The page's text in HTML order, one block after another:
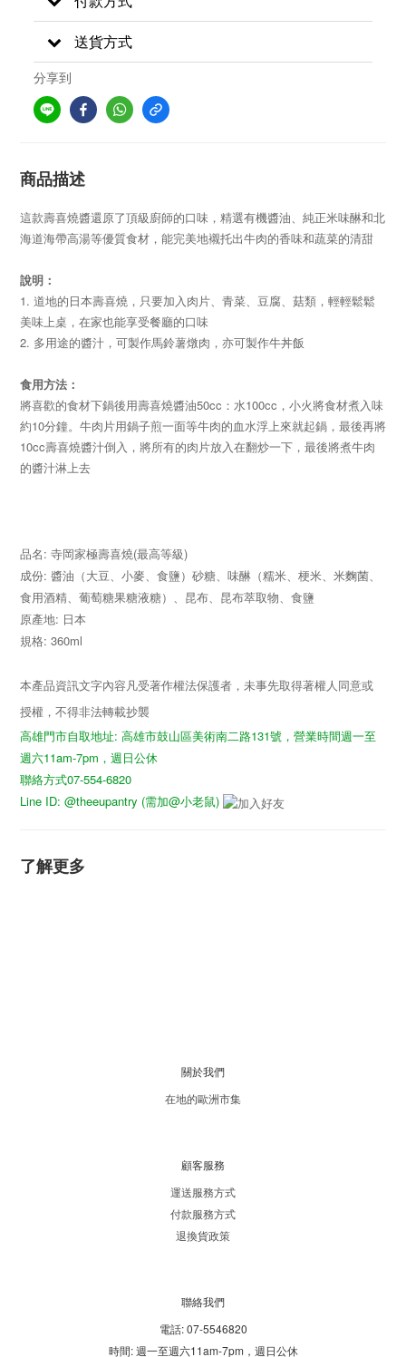
送貨方式
分享到
商品描述
這款壽喜燒醬還原了頂級廚師的口味，精選有機醬油、純正米味醂和北
海道海帶高湯等優質食材，能完美地襯托出牛肉的香味和蔬菜的清甜
說明：
1. 道地的日本壽喜燒，只要加入肉片、青菜、豆腐、菇類，輕輕鬆鬆
美味上桌，在家也能享受餐廳的口味
2. 多用途的醬汁，可製作馬鈴薯燉肉，亦可製作牛丼飯
食用方法：
將喜歡的食材下鍋後用壽喜燒醬油50cc：水100cc，小火將食材煮入味
約10分鐘。牛肉片用鍋子煎一面等牛肉的血水浮上來就起鍋，最後再將
10cc壽喜燒醬汁倒入，將所有的肉片放入在翻炒一下，最後將煮牛肉
的醬汁淋上去
品名: 寺岡家極壽喜燒(最高等級)
成份: 醬油（大豆、小麥、食鹽）砂糖、味醂（糯米、梗米、米麴菌、
食用酒精、葡萄糖果糖液糖）、昆布、昆布萃取物、食鹽
原產地: 日本
規格: 360ml
本產品資訊文字內容凡受著作權法保護者，未事先取得著權人同意或
授權，不得非法轉載抄襲
高雄門市自取地址: 高雄市鼓山區美術南二路131號，營業時間週一至
週六11am-7pm，週日公休
聯絡方式07-554-6820
Line ID: @theeupantry (需加@小老鼠)
了解更多
關於我們
在地的歐洲市集
顧客服務
運送服務方式
付款服務方式
退換貨政策
聯絡我們
電話: 07-5546820
時間: 週一至週六11am-7pm，週日公休